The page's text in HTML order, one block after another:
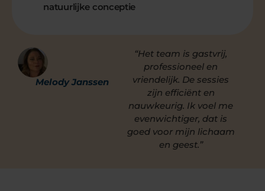
natuurlijke conceptie
Melody Janssen
“Het team is gastvrij,
professioneel en
vriendelijk. De sessies
zijn efficiënt en
nauwkeurig. Ik voel me
evenwichtiger, dat is
goed voor mijn lichaam
en geest.”